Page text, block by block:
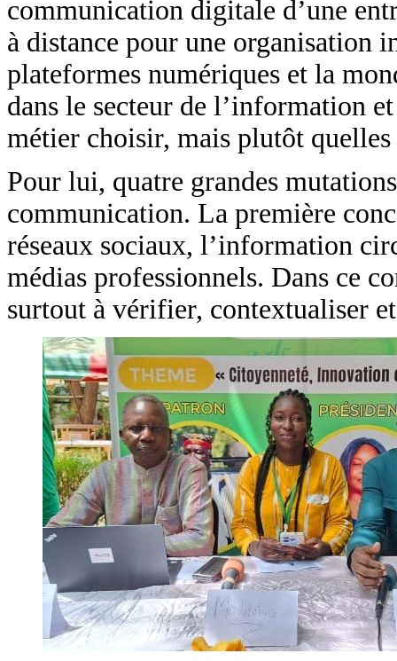
communication digitale d’une
à distance pour une
plateformes numériques et la
dans le secteur de l’information
métier choisir, mais plutôt
Pour lui, quatre grandes
communication. La première
réseaux sociaux, l’information
médias professionnels. Dans ce
surtout à vérifier, contextualiser